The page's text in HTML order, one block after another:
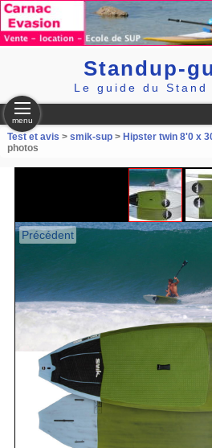
Standup-
Le guide du Stand
menu
Test et avis > smik-sup> Hipster twin 8'0 x
photos
Précédent